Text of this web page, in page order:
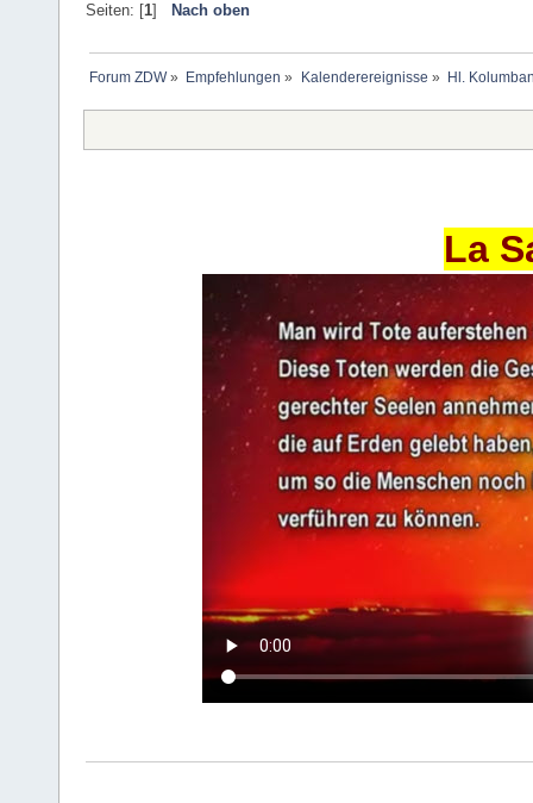
Seiten: [1] Nach oben
Forum ZDW» Empfehlungen » Kalenderereignisse » Hl.
La